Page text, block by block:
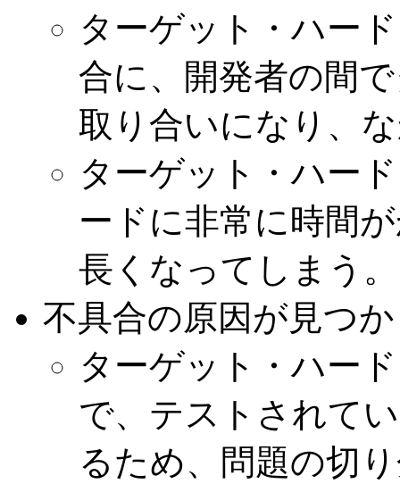
ターゲット・ハー
合に、開発者の間
取り合いになり、
ターゲット・ハー
ードに非常に時間
長くなってしまう。
不具合の原因が見つ
ターゲット・ハー
で、テストされて
るため、問題の切